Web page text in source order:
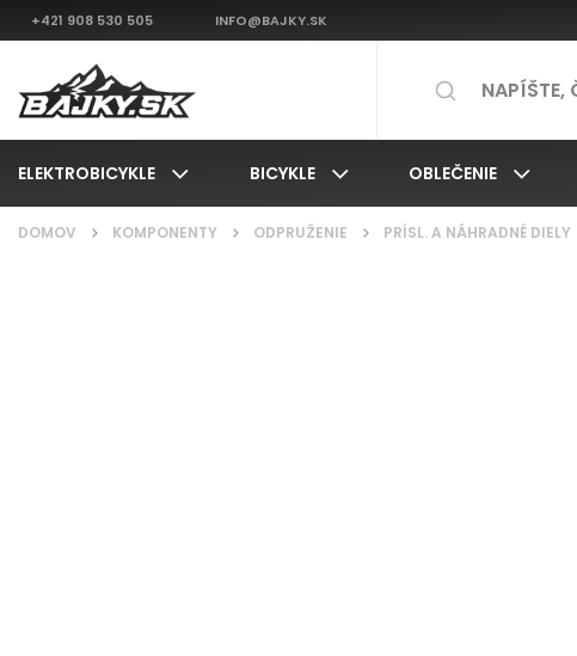
+421 908 530 505 INFO@BAJKY.SK
ELEKTROBICYKLE BICYKLE OBLEČENIE
DOMOV / KOMPONENTY / ODPRUŽENIE / PRÍSL. A NÁHRADNÉ DIELY